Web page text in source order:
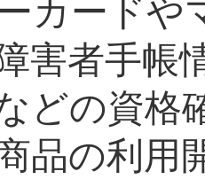
カードや
害者手帳
どの資格
品の利用